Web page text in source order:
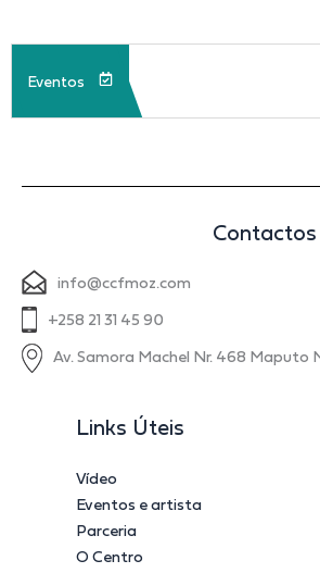
Eventos
Contactos
info@ccfmoz.com
+258 21 31 45 90
Av. Samora Machel Nr. 468 Maputo
Links Úteis
Vídeo
Eventos e artista
Parceria
O Centro